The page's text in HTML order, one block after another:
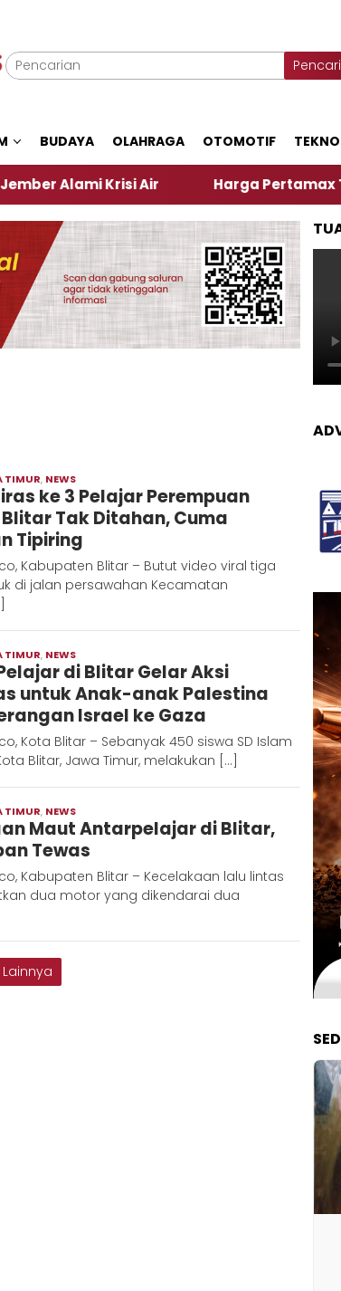
BUDAYA OLAHRAGA OTOMOTIF
Krisi Air Harga Pertamax Turun Per
TIMUR, NEWS
Hadi
ke 3 Pelajar Perempuan
Tak Ditahan, Cuma
Tipiring
Kabupaten Blitar – Butut video viral tiga
di jalan persawahan Kecamatan
TIMUR, NEWS
Hadi
di Blitar Gelar Aksi
untuk Anak-anak Palestina
Israel ke Gaza
Kota Blitar – Sebanyak 450 siswa SD Islam
Blitar, Jawa Timur, melakukan […]
TIMUR, NEWS
Hadi
Maut Antarpelajar di Blitar,
Tewas
Kabupaten Blitar – Kecelakaan lalu lintas
dua motor yang dikendarai dua
Lainnya